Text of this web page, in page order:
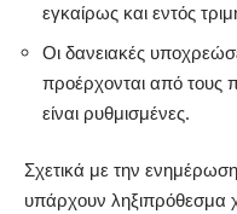
εγκαίρως και εντός
Οι δανειακές
προέρχονται από τους
είναι ρυθμισμένες.
Σχετικά με την
υπάρχουν ληξιπρόθεσμα